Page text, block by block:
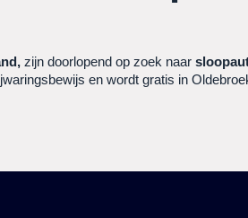
zijn doorlopend op zoek naar
en wordt gratis in